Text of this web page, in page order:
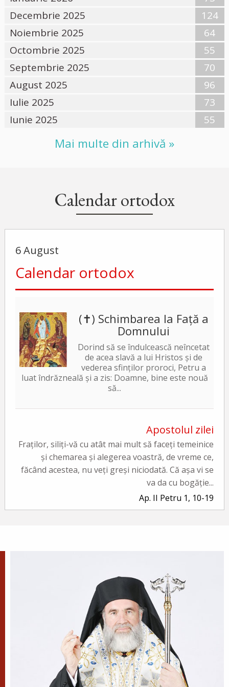
Decembrie 2025
124
Noiembrie 2025
64
Octombrie 2025
55
Septembrie 2025
70
August 2025
96
Iulie 2025
73
Iunie 2025
55
Mai multe din arhivă »
Calendar ortodox
6 August
Calendar ortodox
(✝) Schimbarea la Față a
Domnului
Dorind să se îndulcească neîncetat
de acea slavă a lui Hristos și de
vederea sfinților proroci, Petru a
luat îndrăzneală și a zis: Doamne, bine este nouă
să...
Apostolul zilei
Fraților, siliți-vă cu atât mai mult să faceți temeinice
și chemarea și alegerea voastră, de vreme ce,
făcând acestea, nu veți greși niciodată. Că așa vi se
va da cu bogăție...
Ap. II Petru 1, 10-19
Ev. Matei 17, 1-9
doxologia.ro
Preia articolele Doxologia în site-ul tău!